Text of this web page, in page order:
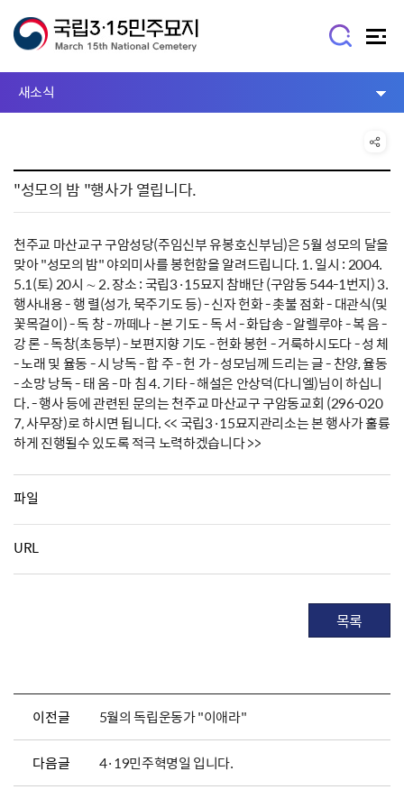
새소식
"성모의 밤 "행사가 열립니다.
천주교 마산교구 구암성당(주임신부 유봉호신부님)은 5월 성모의 달을
맞아 "성모의 밤" 야외미사를 봉헌함을 알려드립니다. 1. 일시 : 2004.
5.1(토) 20시 ∼ 2. 장소 : 국립3·15묘지 참배단 (구암동 544-1번지) 3.
행사내용 - 행 렬(성가, 묵주기도 등) - 신자 헌화 - 촛불 점화 - 대관식(및
꽃목걸이) - 독 창 - 까떼나 - 본 기도 - 독 서 - 화답송 - 알렐루야 - 복 음 -
강 론 - 독창(초등부) - 보편지향 기도 - 헌화 봉헌 - 거룩하시도다 - 성 체
- 노래 및 율동 - 시 낭독 - 합 주 - 헌 가 - 성모님께 드리는 글 - 찬양, 율동
- 소망 낭독 - 태 움 - 마 침 4. 기타 - 해설은 안상덕(다니엘)님이 하십니
다. - 행사 등에 관련된 문의는 천주교 마산교구 구암동교회 (296-020
7, 사무장)로 하시면 됩니다. << 국립3·15묘지관리소는 본 행사가 훌륭
하게 진행될수 있도록 적극 노력하겠습니다 >>
파일
URL
목록
이전글 5월의 독립운동가 "이애라"
다음글 4·19민주혁명일 입니다.